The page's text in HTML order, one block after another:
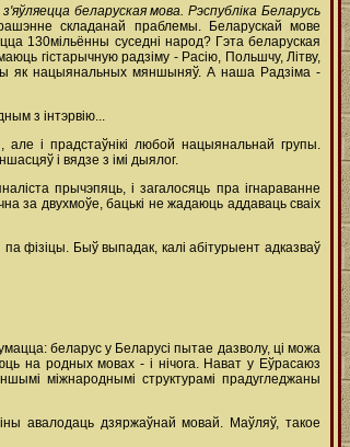
беларуская мова. Рэспубліка Беларусь
складанай праблемы. Беларускай мове
130мільённы суседні народ? Гэта беларуская
гістарычную радзіму - Расію, Польшчу, Літву,
як нацыянальных мяншыняў. А наша Радзіма -
з інтэрвію...
і прадстаўнікі любой нацыянальнай групы.
і вядзе з імі дыялог.
прычэпяць, і загалосяць пра ігнараванне
за двухмоўе, бацькі не жадаюць аддаваць сваіх
фізіцы. Быў выпадак, калі абітурыент адказваў
беларус у Беларусі пытае дазволу, ці можа
на родных мовах - і нічога. Нават у Еўрасаюз
міжнароднымі структурамі прадугледжаны
авалодаць дзяржаўнай мовай. Маўляў, такое